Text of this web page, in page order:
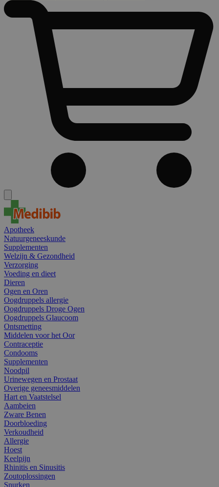
Apotheek
Natuurgeneeskunde
Supplementen
Welzijn & Gezondheid
Verzorging
Voeding en dieet
Dieren
Ogen en Oren
Oogdruppels allergie
Oogdruppels Droge Ogen
Oogdruppels Glaucoom
Ontsmetting
Middelen voor het Oor
Contraceptie
Condooms
Supplementen
Noodpil
Urinewegen en Prostaat
Overige geneesmiddelen
Hart en Vaatstelsel
Aambeien
Zware Benen
Doorbloeding
Verkoudheid
Allergie
Hoest
Keelpijn
Rhinitis en Sinusitis
Zoutoplossingen
Snurken